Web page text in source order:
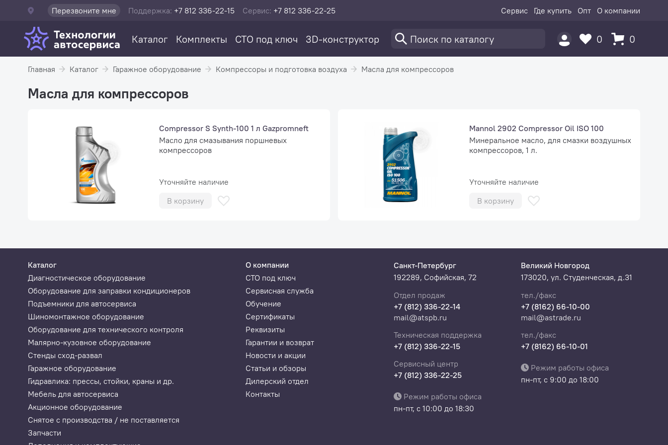
Перезвоните мне Поддержка: +7 812 336-22-15 Сервис: +7 812 336-22-25 Сервис Где купить Опт О компании
Каталог Комплекты СТО под ключ 3D-конструктор 0 0
Главная Каталог Гаражное оборудование Компрессоры и подготовка воздуха Масла для компрессоров
Масла для компрессоров
Compressor S Synth-100 1 л Gazpromneft
Масло для смазывания поршневых
компрессоров
Уточняйте наличие
В корзину
Mannol 2902 Compressor Oil ISO 100
Минеральное масло, для смазки воздушных
компрессоров, 1 л.
Уточняйте наличие
В корзину
Каталог
Диагностическое оборудование
Оборудование для заправки кондиционеров
Подъемники для автосервиса
Шиномонтажное оборудование
Оборудование для технического контроля
Малярно-кузовное оборудование
Стенды сход-развал
Гаражное оборудование
Гидравлика: прессы, стойки, краны и др.
Мебель для автосервиса
Акционное оборудование
Снятое с производства / не поставляется
Запчасти
О компании
СТО под ключ
Сервисная служба
Обучение
Сертификаты
Реквизиты
Гарантии и возврат
Новости и акции
Статьи и обзоры
Дилерский отдел
Контакты
Санкт-Петербург
192289, Софийская, 72
Отдел продаж
+7 (812) 336-22-14
mail@atspb.ru
Техническая поддержка
+7 (812) 336-22-15
Сервисный центр
+7 (812) 336-22-25
Режим работы офиса
пн-пт, с 10:00 до 18:30
Великий Новгород
173020, ул. Студенческая, д.31
тел./факс
+7 (8162) 66-10-00
mail@astrade.ru
тел./факс
+7 (8162) 66-10-01
Режим работы офиса
пн-пт, с 9:00 до 18:00